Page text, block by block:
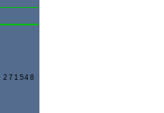
271548